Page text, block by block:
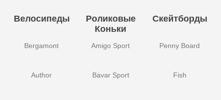
Велосипеды
Bergamont
Author
Роликовые
Коньки
Amigo Sport
Bavar Sport
Скейтборды
Penny Board
Fish